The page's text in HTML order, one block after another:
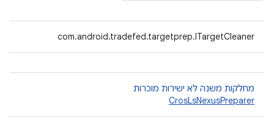
com.android.tradefed.targetprep.ITargetCleaner
מחלקות משנה לא ישירות מוכרות
CrosLsNexusPreparer